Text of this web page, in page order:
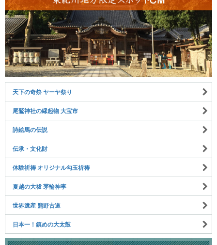
天下の奇祭 ヤーヤ祭り
尾鷲神社の縁起物 大宝市
詩絵馬の伝説
伝承・文化財
体験祈祷 オリジナル勾玉祈祷
夏越の大祓 茅輪神事
世界遺産 熊野古道
日本一！鎮めの大太鼓